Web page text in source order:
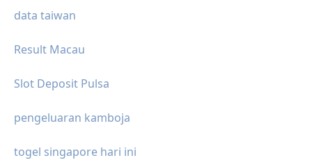
data taiwan
Result Macau
Slot Deposit Pulsa
pengeluaran kamboja
togel singapore hari ini